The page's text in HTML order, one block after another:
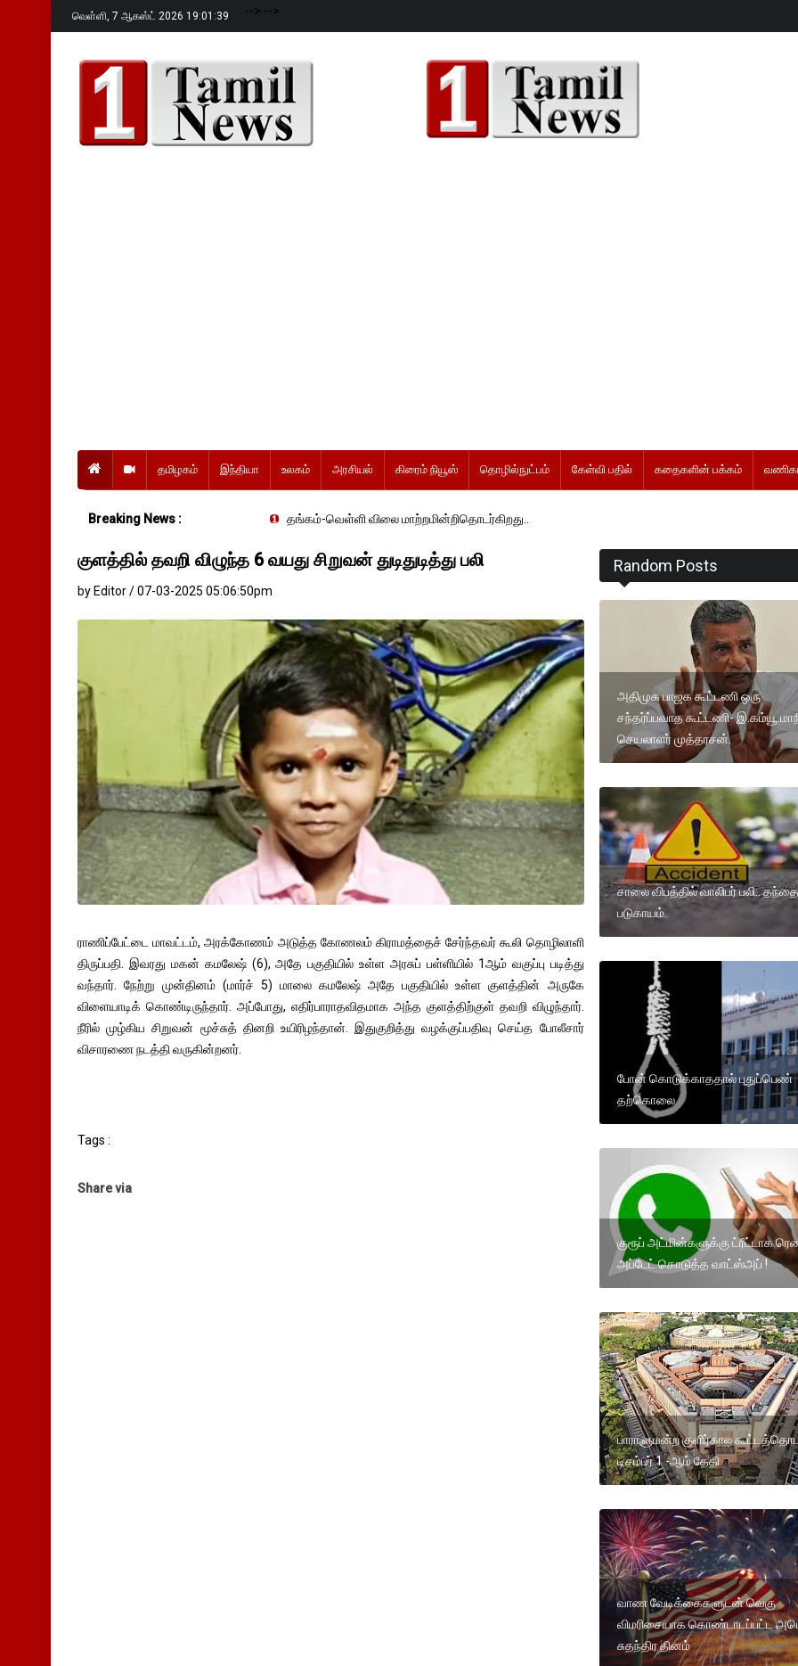
வெள்ளி, 7 ஆகஸ்ட் 2026 19:01:40 --> -->
தமிழகம் இந்தியா உலகம் அரசியல் கிரைம் நியூஸ் தொழில்நுட்பம் கேள்வி பதில் கதைகளின் பக்கம்
Breaking News : தங்கம்-வெள்ளி விலை மாற்றமின்றிதொடர்கிறது..
குளத்தில் தவறி விழுந்த 6 வயது சிறுவன் துடிதுடித்து பலி
by Editor / 07-03-2025 05:06:50pm
ராணிப்பேட்டை மாவட்டம், அரக்கோணம் அடுத்த கோணலம் கிராமத்தைச் சேர்ந்தவர் கூலி தொழிலாளி
திருப்பதி. இவரது மகன் கமலேஷ் (6), அதே பகுதியில் உள்ள அரசுப் பள்ளியில் 1ஆம் வகுப்பு படித்து
வந்தார். நேற்று முன்தினம் (மார்ச் 5) மாலை கமலேஷ் அதே பகுதியில் உள்ள குளத்தின் அருகே
விளையாடிக் கொண்டிருந்தார். அப்போது, எதிர்பாராதவிதமாக அந்த குளத்திற்குள் தவறி விழுந்தார்.
நீரில் முழ்கிய சிறுவன் மூச்சுத் தினறி உயிரிழந்தான். இதுகுறித்து வழக்குப்பதிவு செய்த போலீசார்
விசாரணை நடத்தி வருகின்றனர்.
Tags :
Share via
Random Posts
அதிமுக பாஜக கூட்டணி ஒரு
சந்தர்ப்பவாத கூட்டணி-
செயலாளர் முத்தரசன்.
சாலை விபத்தில் வாலிபர் பலி:. தந்தை
படுகாயம்.
போன் கொடுக்காததால் புதுப்பெண்
தற்கொலை
குரூப் அட்மின்களுக்கு ட்ரீட்டாக
அப்டேட் கொடுத்த வாட்ஸ்அப் !
பாராளுமன்ற குளிர்கால
டிசம்பர் 1 -ஆம் தேதி
வாண வேடிக்கைகளுடன் வெகு
விமரிசையாக கொண்டாடப்பட்ட
சுதந்திர தினம்